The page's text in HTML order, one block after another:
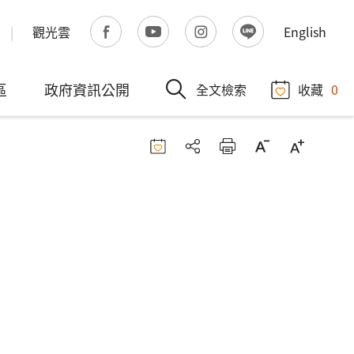
觀光雲 English
政府資訊公開 全文檢索 收藏 0